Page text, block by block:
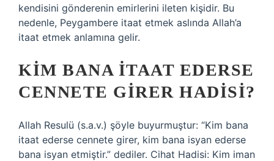
kendisini gönderenin emirlerini ileten kişidir. Bu
nedenle, Peygambere itaat etmek aslında Allah’a
itaat etmek anlamına gelir.
KIM BANA ITAAT EDERSE
CENNETE GIRER HADISI?
Allah Resulü (s.a.v.) şöyle buyurmuştur: “Kim bana
itaat ederse cennete girer, kim bana isyan ederse
bana isyan etmiştir.” dediler. Cihat Hadisi: Kim iman